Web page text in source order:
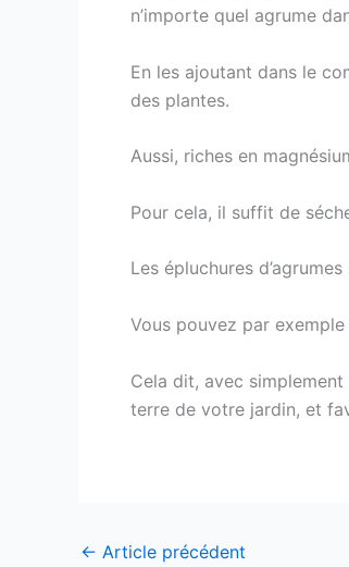
n’importe quel agrume
En les ajoutant dans le
des plantes.
Aussi, riches en
Pour cela, il suffit de
Les épluchures
Vous pouvez par
Cela dit, avec
terre de votre jardin, et
← Article précédent